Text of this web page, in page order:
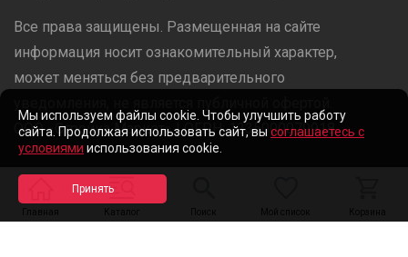
Главная Каталог Поиск Мой список Корзина
Все права защищены. Размещенная на сайте
информация носит ознакомительный характер,
может меняться без предварительного
ООО «Стройка Маркет» | ОГРН: 1235000079918
Разработано в
Мы используем файлы cookie. Чтобы улучшить работу
сайта. Продолжая использовать сайт, вы соглашаетесь с
условиями использования cookie.